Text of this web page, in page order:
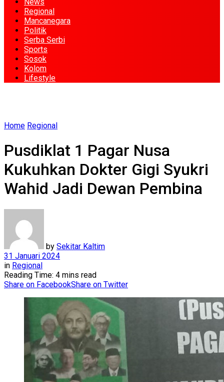
Regional
Mancanegara
Politik
Serba Serbi
Sports
Sosok
Kolom
Lifestyle
Home Regional
Pusdiklat 1 Pagar Nusa
Kukuhkan Dokter Gigi Syukri
Wahid Jadi Dewan Pembina
by Sekitar Kaltim
31 Januari 2024
in Regional
Reading Time: 4 mins read
Share on FacebookShare on Twitter